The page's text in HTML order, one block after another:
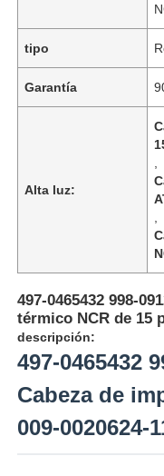
tipo
Garantía
Alta luz:
497-0465432 998-
térmico NCR de 15
descripción:
497-0465432
Cabeza de
009-0020624-